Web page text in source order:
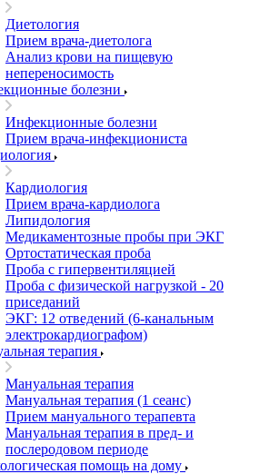
Диетология
Прием врача-диетолога
Анализ крови на пищевую
непереносимость
болезни
Инфекционные болезни
Прием врача-инфекциониста
Кардиология
Прием врача-кардиолога
Липидология
Медикаментозные пробы при ЭКГ
Ортостатическая проба
Проба с гипервентиляцией
Проба с физической нагрузкой - 20
приседаний
ЭКГ: 12 отведений (6-канальным
электрокардиографом)
терапия
Мануальная терапия
Мануальная терапия (1 сеанс)
Прием мануального терапевта
Мануальная терапия в пред- и
послеродовом периоде
помощь на дому